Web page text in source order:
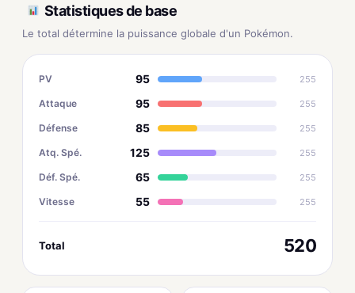
Statistiques de base
Le total détermine la puissance globale d'un Pokémon.
PV 95 255
Attaque 95 255
Défense 85 255
Atq. Spé. 125 255
Déf. Spé. 65 255
Vitesse 55 255
Total 520